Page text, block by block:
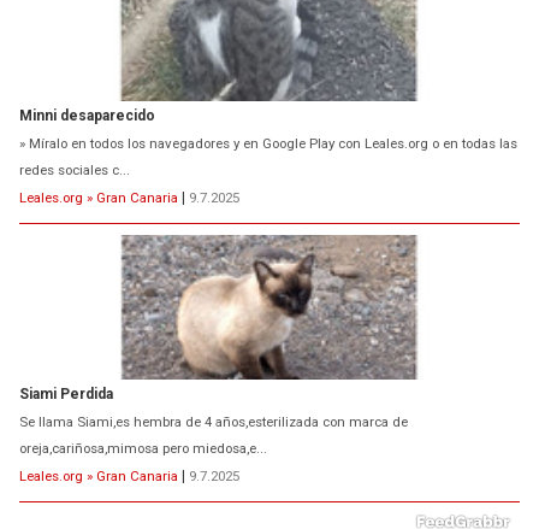
Minni desaparecido
» Míralo en todos los navegadores y en Google Play con Leales.org o en todas las
redes sociales c...
Leales.org » Gran Canaria | 9.7.2025
Siami Perdida
Se llama Siami,es hembra de 4 años,esterilizada con marca de
oreja,cariñosa,mimosa pero miedosa,e...
Leales.org » Gran Canaria | 9.7.2025